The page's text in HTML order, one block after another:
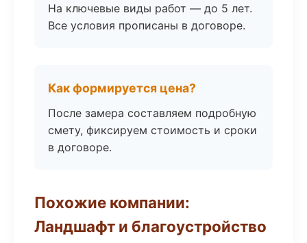
На ключевые виды работ — до 5 лет.
Все условия прописаны в договоре.
Как формируется цена?
После замера составляем подробную
смету, фиксируем стоимость и сроки
в договоре.
Похожие компании:
Ландшафт и благоустройство